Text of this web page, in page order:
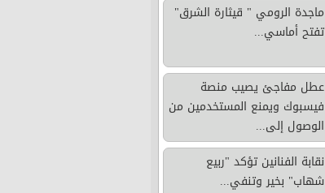
ماجدة الرومي " قيثارة الشرق"
تفتح أماسي...
عطل مفاجئ يصيب منصة
فيسبوك ويمنع المستخدمين من
الوصول إلى...
نقابة الفنانين تؤكد "ربيع
شهاب" بخير وتنفي...